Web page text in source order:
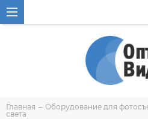
Главная Оборудование для
света